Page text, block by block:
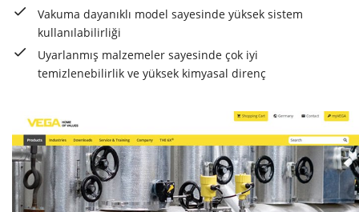
Vakuma dayanıklı model sayesinde yüksek sistem
kullanılabilirliği
Uyarlanmış malzemeler sayesinde çok iyi
temizlenebilirlik ve yüksek kimyasal direnç